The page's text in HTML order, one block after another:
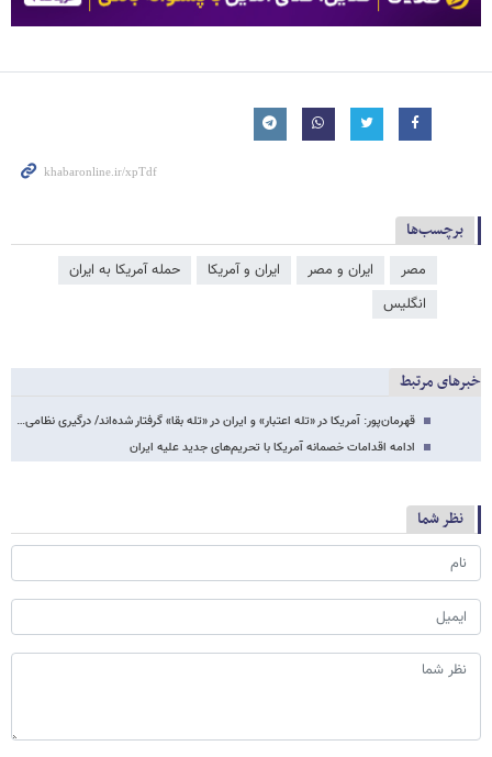
برچسب‌ها
مصر ایران و مصر ایران و آمریکا
حمله آمریکا به ایران
انگلیس
خبرهای مرتبط
قهرمان‌پور: آمریکا در «تله اعتبار» و ایران در «تله بقا» گرفتار شده‌اند/ درگیری نظامی…
ادامه اقدامات خصمانه آمریکا با تحریم‌های جدید علیه ایران
نظر شما